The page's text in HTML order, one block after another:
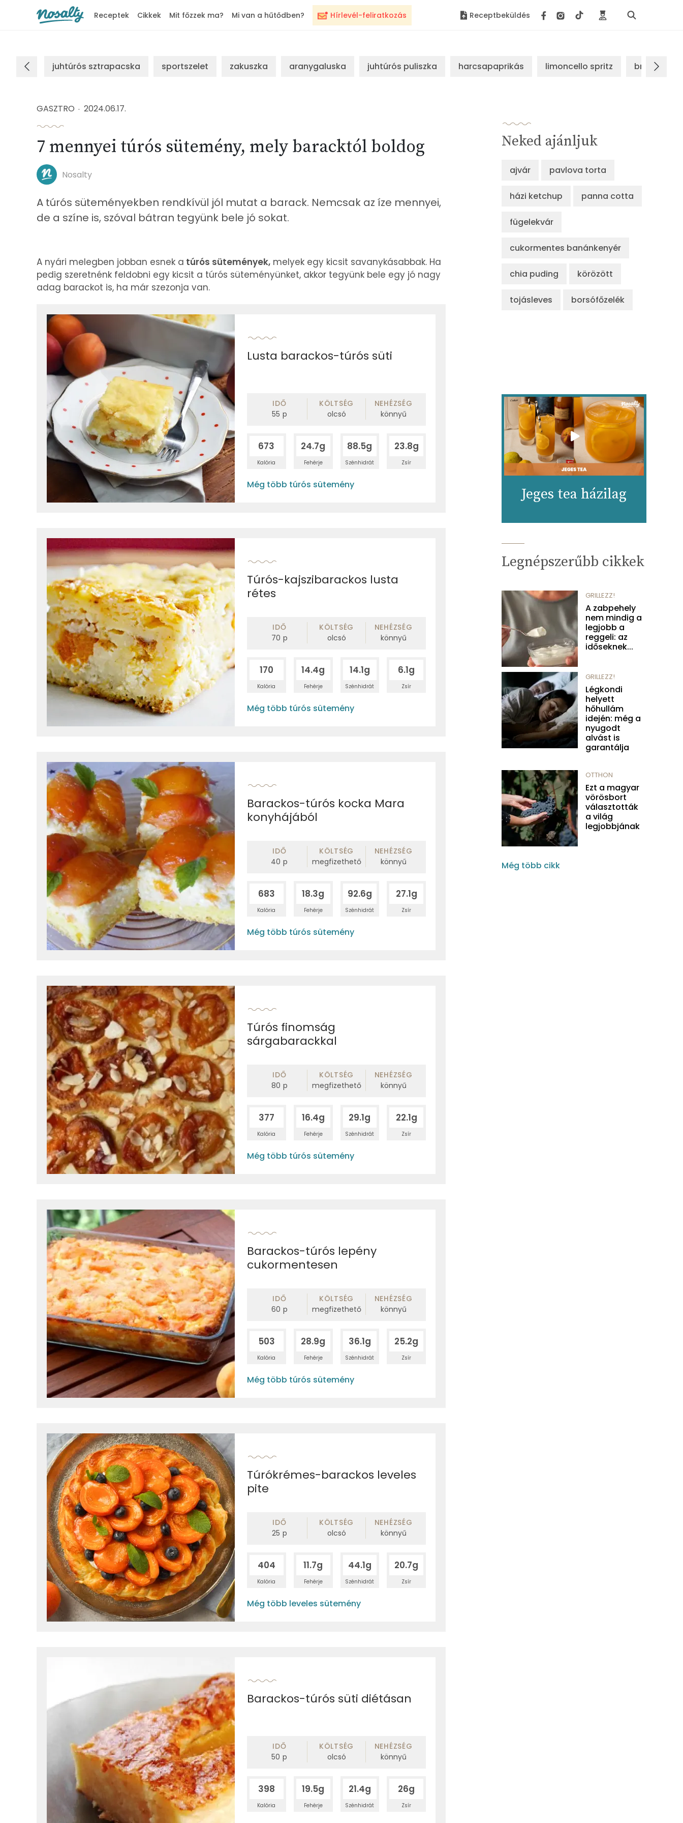
Hírlevél-feliratkozás
Receptek Cikkek Mit főzzek ma? Mi van a hűtődben? Receptbeküldés
juhtúrós sztrapacska sportszelet zakuszka aranygaluska juhtúrós puliszka harcsapaprikás limoncello spritz brassói
GASZTRO 2024.06.17.
7 mennyei túrós sütemény, mely baracktól boldog
Nosalty
A túrós süteményekben rendkívül jól mutat a barack. Nemcsak az íze mennyei,
de a színe is, szóval bátran tegyünk bele jó sokat.
A nyári melegben jobban esnek a túrós sütemények, melyek egy kicsit savanykásabbak. Ha
pedig szeretnénk feldobni egy kicsit a túrós süteményünket, akkor tegyünk bele egy jó nagy
adag barackot is, ha már szezonja van.
Lusta barackos-túrós süti
IDŐ
55 p
KÖLTSÉG
olcsó
NEHÉZSÉG
könnyű
673
Kalória
24.7g
Fehérje
88.5g
Szénhidrát
23.8g
Zsír
Még több túrós sütemény
Túrós-kajszibarackos lusta
rétes
IDŐ
70 p
KÖLTSÉG
olcsó
NEHÉZSÉG
könnyű
170
Kalória
14.4g
Fehérje
14.1g
Szénhidrát
6.1g
Zsír
Még több túrós sütemény
Barackos-túrós kocka Mara
konyhájából
IDŐ
40 p
KÖLTSÉG
megfizethető
NEHÉZSÉG
könnyű
683
Kalória
18.3g
Fehérje
92.6g
Szénhidrát
27.1g
Zsír
Még több túrós sütemény
Túrós finomság
sárgabarackkal
IDŐ
80 p
KÖLTSÉG
megfizethető
NEHÉZSÉG
könnyű
377
Kalória
16.4g
Fehérje
29.1g
Szénhidrát
22.1g
Zsír
Még több túrós sütemény
Barackos-túrós lepény
cukormentesen
IDŐ
60 p
KÖLTSÉG
megfizethető
NEHÉZSÉG
könnyű
503
Kalória
28.9g
Fehérje
36.1g
Szénhidrát
25.2g
Zsír
Még több túrós sütemény
Túrókrémes-barackos leveles
pite
IDŐ
25 p
KÖLTSÉG
olcsó
NEHÉZSÉG
könnyű
404
Kalória
11.7g
Fehérje
44.1g
Szénhidrát
20.7g
Zsír
Még több leveles sütemény
Barackos-túrós süti diétásan
IDŐ
50 p
KÖLTSÉG
olcsó
NEHÉZSÉG
könnyű
398
Kalória
19.5g
Fehérje
21.4g
Szénhidrát
26g
Zsír
Neked ajánljuk
ajvár pavlova torta
házi ketchup panna cotta
fügelekvár
cukormentes banánkenyér
chia puding körözött
tojásleves borsófőzelék
Jeges tea házilag
Legnépszerűbb cikkek
GRILLEZZ!
A zabpehely
nem mindig a
legjobb a
reggeli: az
időseknek...
GRILLEZZ!
Légkondi
helyett
hőhullám
idején: még a
nyugodt
alvást is
garantálja
OTTHON
Ezt a magyar
vörösbort
választották
a világ
legjobbjának
Még több cikk